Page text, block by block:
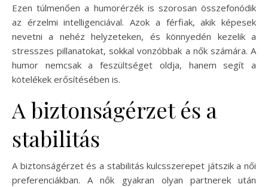
Ezen túlmenően a humorérzék is szorosan összefonódik
az érzelmi intelligenciával. Azok a férfiak, akik képesek
nevetni a nehéz helyzeteken, és könnyedén kezelik a
stresszes pillanatokat, sokkal vonzóbbak a nők számára. A
humor nemcsak a feszültséget oldja, hanem segít a
kötelékek erősítésében is.
A biztonságérzet és a
stabilitás
A biztonságérzet és a stabilitás kulcsszerepet játszik a női
preferenciákban. A nők gyakran olyan partnerek után